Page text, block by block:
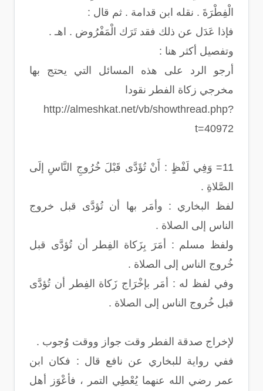
الْفِطْرَةَ . نقله ابن قدامة . ثم قال :
فإذا عَدَل عن ذلك فقد تَرَك الْمَفْرُوض . اهـ .
وتفصيل أكثر هنا :
أرجو الرد على هذه المسائل التي يحتج بها
مخرجي زكاة الفطر نقودا
http://almeshkat.net/vb/showthread.php?
t=40972
11= وَفِي لَفْظٍ : أَنْ تُؤَدَّى قَبْلَ خُرُوجِ النَّاسِ إلَى
الصَّلاةِ .
لفظ البخاري : وأمَر بها أن تُؤدَّى قبل خروج
الناس إلى الصلاة .
ولفظ مسلم : أمَرَ بِزَكاة الفِطر أن تُؤدَّى قبل
خُروج الناس إلى الصلاة .
وفي لفظ له : أمَر بإخْرَاج زَكاة الفِطر أن تُؤدَّى
قبل خُروج الناس إلى الصلاة .
لإخراج صدقة الفطر وقت جواز ووقت وُجوب .
ففي رواية للبخاري عن نافع قال : فكان ابن
عمر رضي الله عنهما يُعْطِي التمر ، فأعْوَز أهل